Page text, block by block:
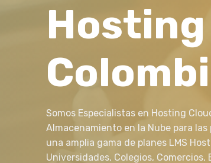
Somos Especialistas en Hosting
Almacenamiento en la Nube para
una amplia gama de planes LMS
Universidades, Colegios, Comercios,